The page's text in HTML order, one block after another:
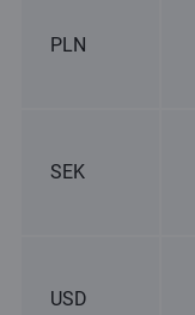
PLN
SEK
USD